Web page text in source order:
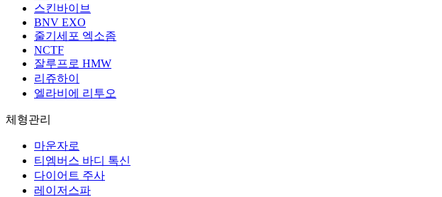
스킨바이브
BNV EXO
줄기세포 엑소좀
NCTF
잘루프로 HMW
리쥬하이
엘라비에 리투오
체형관리
마운자로
티엠버스 바디 톡신
다이어트 주사
레이저스파